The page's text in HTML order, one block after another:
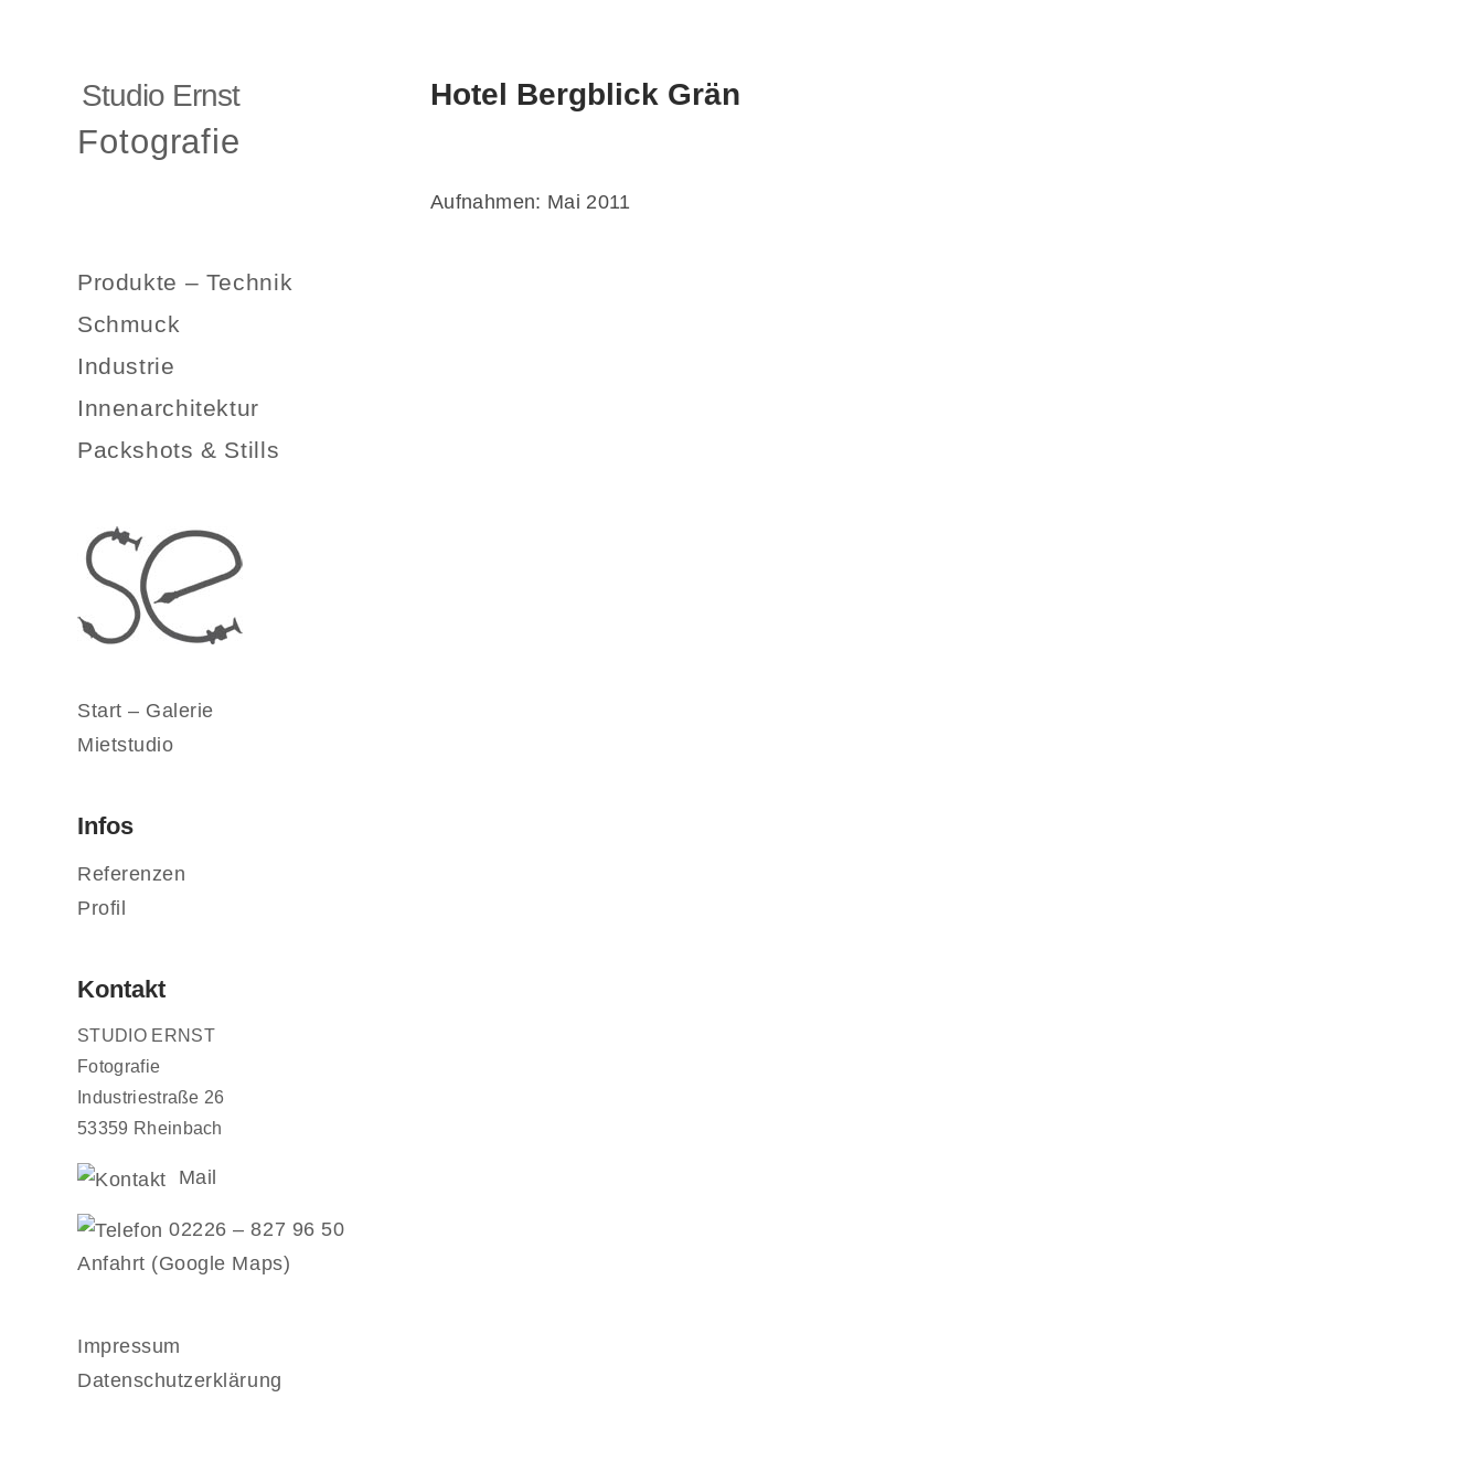
Studio Ernst
Fotografie
Produkte – Technik
Schmuck
Industrie
Innenarchitektur
Packshots & Stills
Start – Galerie
Mietstudio
Infos
Referenzen
Profil
Kontakt
STUDIO ERNST
Fotografie
Industriestraße 26
53359 Rheinbach
Mail
02226 – 827 96 50
Anfahrt (Google Maps)
Impressum
Datenschutzerklärung
Hotel Bergblick Grän
Aufnahmen: Mai 2011